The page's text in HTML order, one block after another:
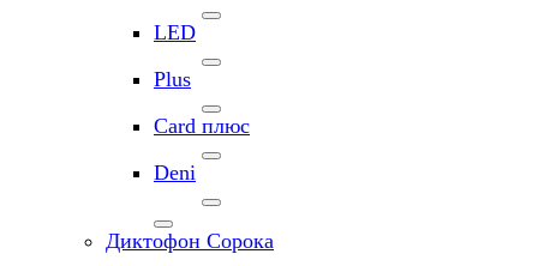
LED
Plus
Card плюс
Deni
Диктофон Сорока